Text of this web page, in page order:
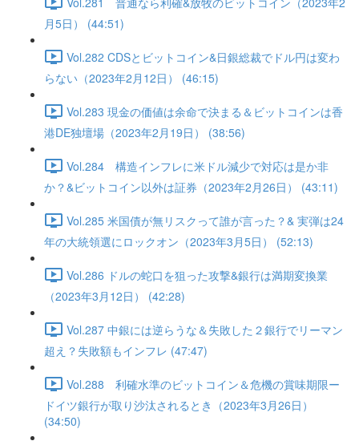
月5日） (44:51)
Vol.282 CDSとビットコイン&日銀総裁でドル円は変わ
らない（2023年2月12日） (46:15)
Vol.283 現金の価値は余命で決まる＆ビットコインは香
港DE独壇場（2023年2月19日） (38:56)
Vol.284 構造インフレに米ドル減少で対応は是か非
か？&ビットコイン以外は証券（2023年2月26日） (43:11)
Vol.285 米国債が無リスクって誰が言った？& 実弾は24
年の大統領選にロックオン（2023年3月5日） (52:13)
Vol.286 ドルの蛇口を狙った攻撃&銀行は満期変換業
（2023年3月12日） (42:28)
Vol.287 中銀には逆らうな＆失敗した２銀行でリーマン
超え？失敗額もインフレ (47:47)
Vol.288 利確水準のビットコイン＆危機の賞味期限ー
ドイツ銀行が取り沙汰されるとき（2023年3月26日）
(34:50)